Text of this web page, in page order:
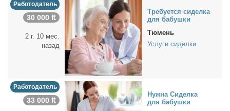
Работодатель
30 000 ₶
2 г. 10 мес.
назад
Тре­бу­ет­ся си­дел­ка
для ба­буш­ки
Тюмень
Услуги сиделки
Работодатель
33 000 ₶
Нуж­на Си­дел­ка
для ба­буш­ки